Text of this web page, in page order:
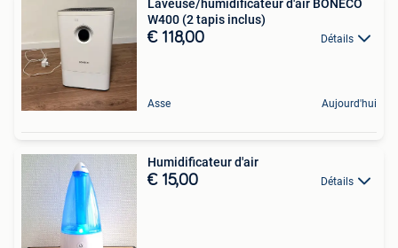
Laveuse/humidificateur d'air BONECO
W400 (2 tapis inclus)
€ 118,00 Détails
Asse Aujourd'hui
Humidificateur d'air
€ 15,00 Détails